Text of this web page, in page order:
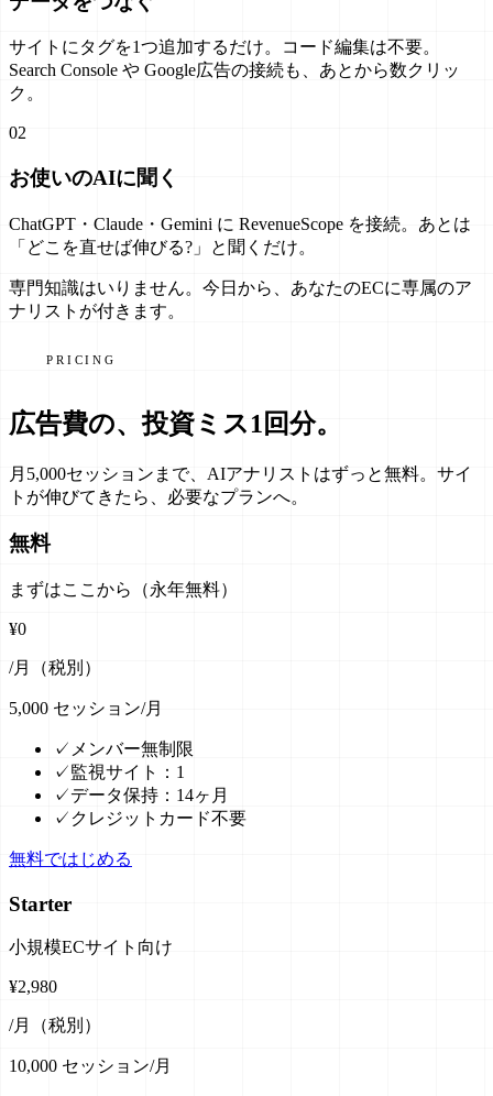
サイトにタグを1つ追加するだけ。コード編集は不要。
Search Console や Google広告の接続も、あとから数クリッ
ク。
02
お使いのAIに聞く
ChatGPT・Claude・Gemini に RevenueScope を接続。あとは
「どこを直せば伸びる?」と聞くだけ。
専門知識はいりません。今日から、あなたのECに専属のア
ナリスト が付きます。
PRICING
広告費の、投資ミス1回分。
月5,000セッションまで、AIアナリストはずっと無料。サイ
トが伸びてきたら、必要なプランへ。
無料
まずはここから（永年無料）
¥0
/月（税別）
5,000 セッション/月
✓ メンバー無制限
✓監視サイト：1
✓データ保持：14ヶ月
✓ クレジットカード不要
無料ではじめる
Starter
小規模ECサイト向け
¥2,980
/月（税別）
10,000 セッション/月